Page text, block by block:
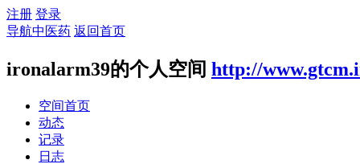
注册 登录
导航中医药 返回首页
ironalarm39的个人空间 http://
空间首页
动态
记录
日志